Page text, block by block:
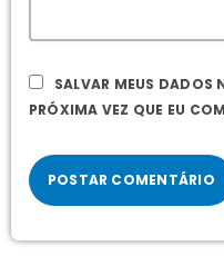
SALVAR MEUS DADOS
PRÓXIMA VEZ QUE EU